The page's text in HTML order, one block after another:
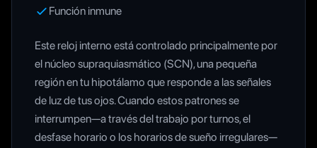
Función inmune
Este reloj interno está controlado principalmente por
el núcleo supraquiasmático (SCN), una pequeña
región en tu hipotálamo que responde a las señales
de luz de tus ojos. Cuando estos patrones se
interrumpen—a través del trabajo por turnos, el
desfase horario o los horarios de sueño irregulares—